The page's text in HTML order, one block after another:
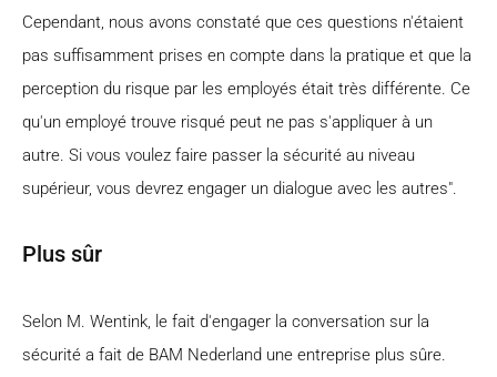
Cependant, nous avons constaté que ces questions n'étaient
pas suffisamment prises en compte dans la pratique et que la
perception du risque par les employés était très différente. Ce
qu'un employé trouve risqué peut ne pas s'appliquer à un
autre. Si vous voulez faire passer la sécurité au niveau
supérieur, vous devrez engager un dialogue avec les autres".
Plus sûr
Selon M. Wentink, le fait d'engager la conversation sur la
sécurité a fait de BAM Nederland une entreprise plus sûre.